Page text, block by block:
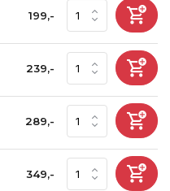
199,-
239,-
289,-
349,-